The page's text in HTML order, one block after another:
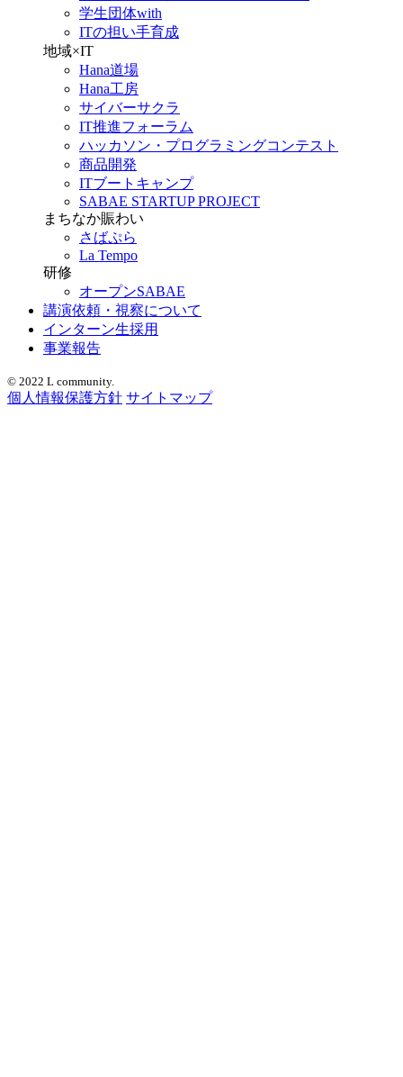
学生団体with
ITの担い手育成
地域×IT
Hana道場
Hana工房
サイバーサクラ
IT推進フォーラム
ハッカソン・プログラミングコンテスト
商品開発
ITブートキャンプ
SABAE STARTUP PROJECT
まちなか賑わい
さばぷら
La Tempo
研修
オープンSABAE
講演依頼・視察について
インターン生採用
事業報告
© 2022 L community.
個人情報保護方針 サイトマップ